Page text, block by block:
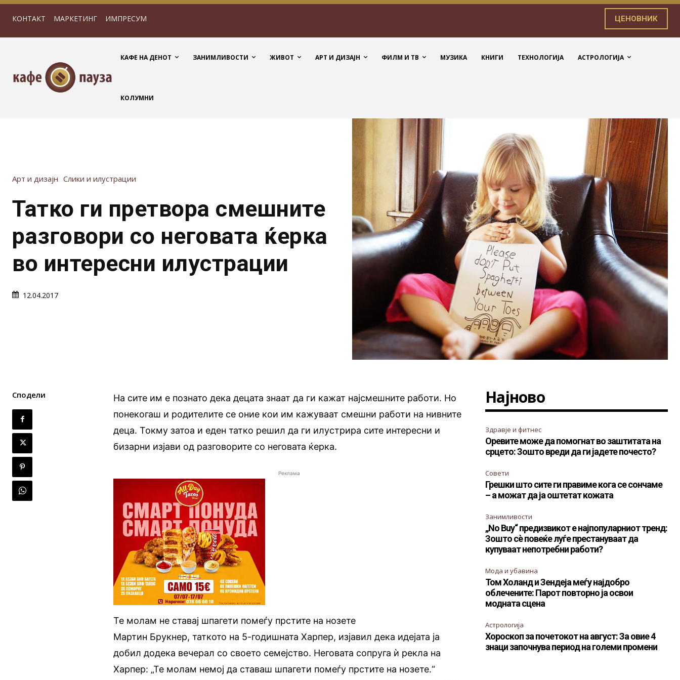
КОНТАКТ МАРКЕТИНГ ИМПРЕСУМ ЦЕНОВНИК
КАФЕ НА ДЕНОТ ЗАНИМЛИВОСТИ ЖИВОТ АРТ И ДИЗАЈН ФИЛМ И ТВ МУЗИКА КНИГИ ТЕХНОЛОГИЈА АСТРОЛОГИЈА
КОЛУМНИ
Арт и дизајн Слики и илустрации
Татко ги претвора смешните
разговори со неговата ќерка
во интересни илустрации
12.04.2017
Сподели
На сите им е познато дека децата знаат да ги кажат најсмешните работи. Но
понекогаш и родителите се оние кои им кажуваат смешни работи на нивните
деца. Токму затоа и еден татко решил да ги илустрира сите интересни и
бизарни изјави од разговорите со неговата ќерка.
Реклама
Те молам не ставај шпагети помеѓу прстите на нозете
Мартин Брукнер, таткото на 5-годишната Харпер, изјавил дека идејата ја
добил додека вечерал со своето семејство. Неговата сопруга ѝ рекла на
Харпер: „Те молам немој да ставаш шпагети помеѓу прстите на нозете.“
Најново
Здравје и фитнес
Оревите може да помогнат во заштитата на
срцето: Зошто вреди да ги јадете почесто?
Совети
Грешки што сите ги правиме кога се сончаме
– а можат да ја оштетат кожата
Занимливости
„No Buy“ предизвикот е најпопуларниот тренд:
Зошто сè повеќе луѓе престануваат да
купуваат непотребни работи?
Мода и убавина
Том Холанд и Зендеја меѓу најдобро
облечените: Парот повторно ја освои
модната сцена
Астрологија
Хороскоп за почетокот на август: За овие 4
знаци започнува период на големи промени